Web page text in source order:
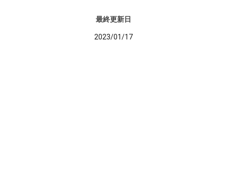
最終更新日
2023/01/17